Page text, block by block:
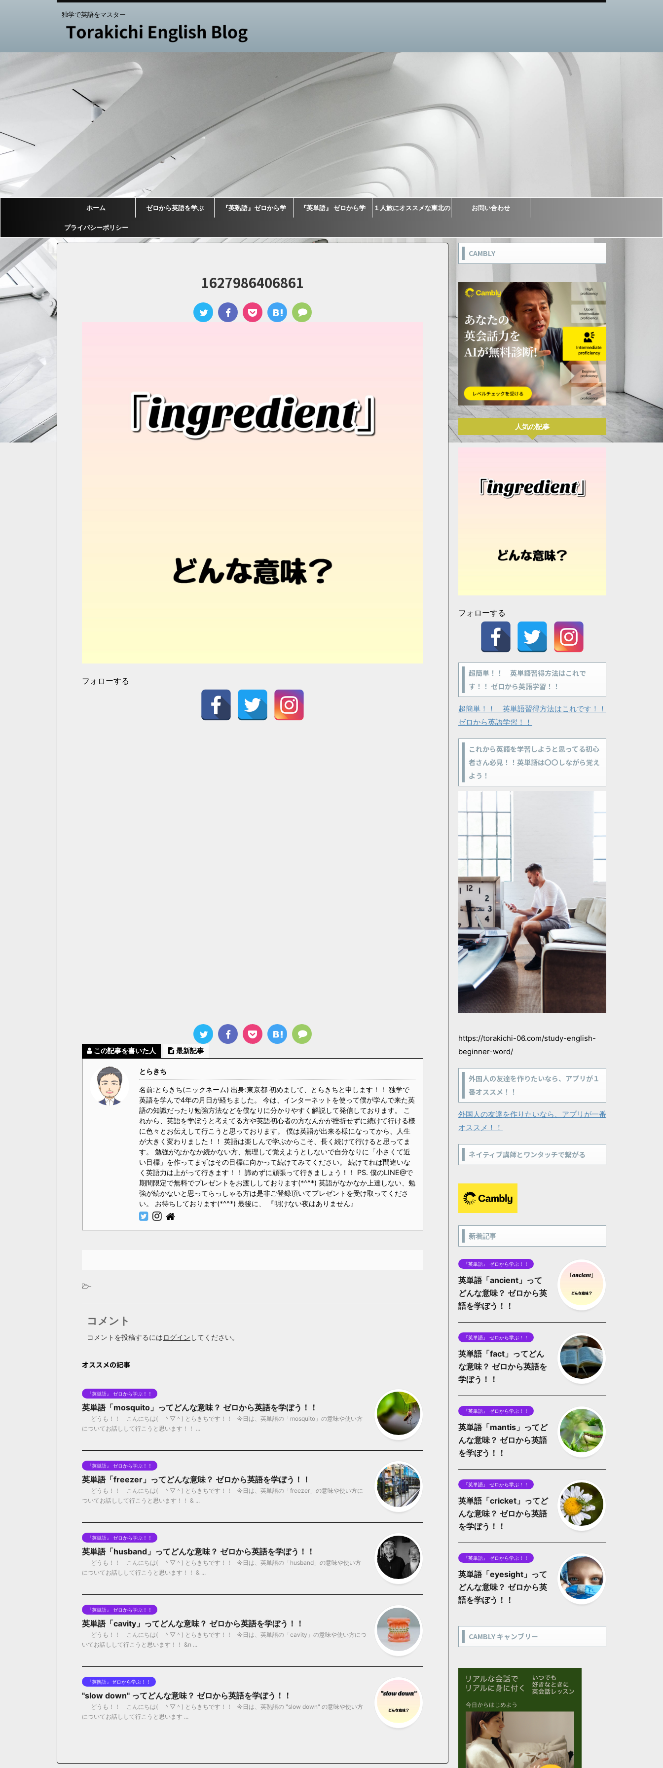
独学で英語をマスター
ホーム ゼロから英語を学ぶ 『英熟語』ゼロから学 『英単語』 ゼロから学 １人旅にオススメな東北の お問い合わせ
プライバシーポリシー
1627986406861
フォローする
この記事を書いた人 最新記事
とらきち
名前:とらきち(ニックネーム) 出身:東京都 初めまして、とらきちと申します！！ 独学で
英語を学んで4年の月日が経ちました。 今は、インターネットを使って僕が学んで来た英
語の知識だったり勉強方法などを僕なりに分かりやすく解説して発信しております。 こ
れから、英語を学ぼうと考えてる方や英語初心者の方なんかが挫折せずに続けて行ける様
に色々とお伝えして行こうと思っております。 僕は英語が出来る様になってから、人生
が大きく変わりました！！ 英語は楽しんで学ぶからこそ、長く続けて行けると思ってま
す。 勉強がなかなか続かない方、無理して覚えようとしないで自分なりに「小さくて近
い目標」を作ってまずはその目標に向かって続けてみてください。 続けてれば間違いな
く英語力は上がって行きます！！ 諦めずに頑張って行きましょう！！ PS. 僕のLINE@で
期間限定で無料でプレゼントをお渡ししております(*^^*) 英語がなかなか上達しない、勉
強が続かないと思ってらっしゃる方は是非ご登録頂いてプレゼントを受け取ってくださ
い。 お待ちしております(*^^*) 最後に、 『明けない夜はありません』
-
コメント
コメントを投稿するにはログイン してください。
オススメの記事
『英単語』 ゼロから学ぶ！！
英単語「mosquito」ってどんな意味？ ゼロから英語を学ぼう！！
どうも！！ こんにちは( ＾▽＾) とらきちです！！ 今日は、英単語の「mosquito」の意味や使い方
についてお話しして行こうと思います！！ ...
『英単語』 ゼロから学ぶ！！
英単語「freezer」ってどんな意味？ ゼロから英語を学ぼう！！
どうも！！ こんにちは( ＾▽＾) とらきちです！！ 今日は、英単語の「freezer」の意味や使い方に
ついてお話しして行こうと思います！！ & ...
『英単語』 ゼロから学ぶ！！
英単語「husband」ってどんな意味？ ゼロから英語を学ぼう！！
どうも！！ こんにちは( ＾▽＾) とらきちです！！ 今日は、英単語の「husband」の意味や使い方
についてお話しして行こうと思います！！ & ...
『英単語』 ゼロから学ぶ！！
英単語「cavity」ってどんな意味？ ゼロから英語を学ぼう！！
どうも！！ こんにちは( ＾▽＾) とらきちです！！ 今日は、英単語の「cavity」の意味や使い方につ
いてお話しして行こうと思います！！ &n ...
『英熟語』ゼロから学ぶ！！
"slow down" ってどんな意味？ ゼロから英語を学ぼう！！
どうも！！ こんにちは( ＾▽＾) とらきちです！！ 今日は、英熟語の "slow down" の意味や使い方
についてお話しして行こうと思います ...
CAMBLY
人気の記事
フォローする
超簡単！！ 英単語習得方法はこれで
す！！ ゼロから英語学習！！
超簡単！！ 英単語習得方法はこれです！！
ゼロから英語学習！！
これから英語を学習しようと思ってる初心
者さん必見！！英単語は〇〇しながら覚え
よう！
https://torakichi-06.com/study-english-
beginner-word/
外国人の友達を作りたいなら、アプリが１
番オススメ！！
外国人の友達を作りたいなら、アプリが一番
オススメ！！
ネイティブ講師とワンタッチで繋がる
新着記事
『英単語』 ゼロから学ぶ！！
英単語「ancient」って
どんな意味？ ゼロから英
語を学ぼう！！
『英単語』 ゼロから学ぶ！！
英単語「fact」ってどん
な意味？ ゼロから英語を
学ぼう！！
『英単語』 ゼロから学ぶ！！
英単語「mantis」ってど
んな意味？ ゼロから英語
を学ぼう！！
『英単語』 ゼロから学ぶ！！
英単語「cricket」ってど
んな意味？ ゼロから英語
を学ぼう！！
『英単語』 ゼロから学ぶ！！
英単語「eyesight」って
どんな意味？ ゼロから英
語を学ぼう！！
CAMBLY キャンブリー